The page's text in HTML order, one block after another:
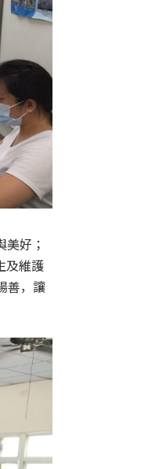
好；
及維護
善，讓